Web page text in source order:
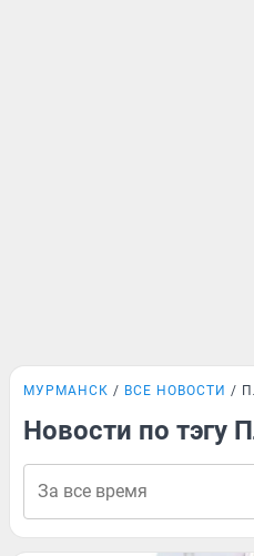
МУРМАНСК ВСЕ НОВОСТИ
Новости по тэгу